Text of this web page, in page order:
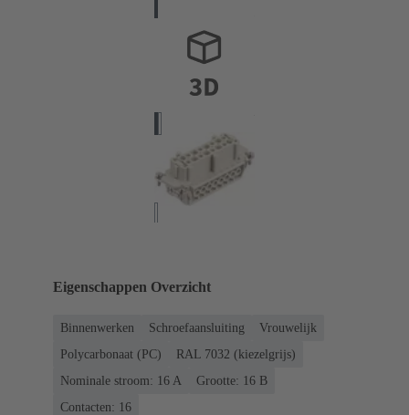
Eigenschappen Overzicht
Binnenwerken Schroefaansluiting
Vrouwelijk
Polycarbonaat (PC)
RAL 7032 (kiezelgrijs)
Nominale stroom: ‌16 A
Grootte: 16 B
Contacten: 16